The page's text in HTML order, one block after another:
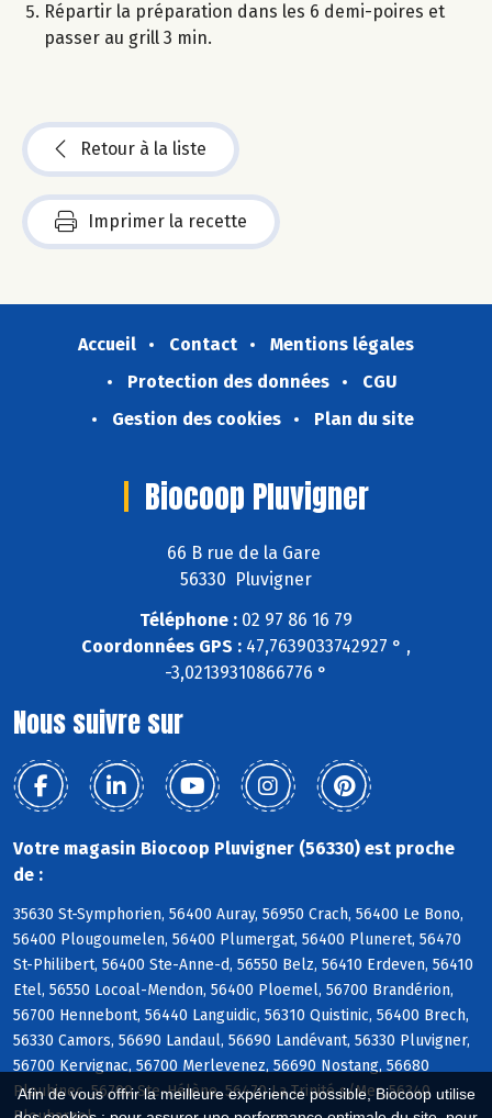
Afin de vous offrir la meilleure expérience possible, Biocoop utilise
Répartir la préparation dans les 6 demi-poires et
passer au grill 3 min.
Retour à la liste
Imprimer la recette
Accueil Contact
Mentions légales
Protection des données
CGU
Gestion des cookies
Plan du site
Biocoop Pluvigner
66 B rue de la Gare
56330 Pluvigner
Téléphone : 02 97 86 16 79
Coordonnées GPS : 47,7639033742927 ° ,
-3,02139310866776 °
Nous suivre sur
Votre magasin Biocoop Pluvigner (56330) est proche
de :
35630 St-Symphorien, 56400 Auray, 56950 Crach, 56400 Le Bono,
56400 Plougoumelen, 56400 Plumergat, 56400 Pluneret, 56470
St-Philibert, 56400 Ste-Anne-d, 56550 Belz, 56410 Erdeven, 56410
Etel, 56550 Locoal-Mendon, 56400 Ploemel, 56700 Brandérion,
56700 Hennebont, 56440 Languidic, 56310 Quistinic, 56400 Brech,
56330 Camors, 56690 Landaul, 56690 Landévant, 56330 Pluvigner,
56700 Kervignac, 56700 Merlevenez, 56690 Nostang, 56680
Plouhinec, 56700 Ste-Hélène, 56470 La Trinité s/Mer, 56340